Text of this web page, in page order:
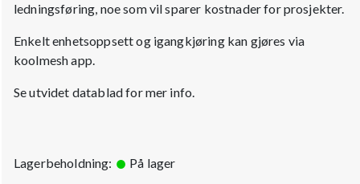
ledningsføring, noe som vil sparer kostnader for prosjekter.
Enkelt enhetsoppsett og igangkjøring kan gjøres via
koolmesh app.
Se utvidet datablad for mer info.
Lagerbeholdning: På lager